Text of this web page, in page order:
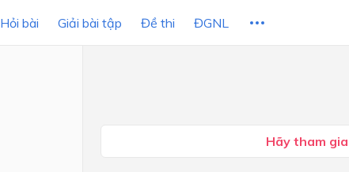
Hỏi bài Giải bài tập Đề thi ĐGNL
Hãy tham gia